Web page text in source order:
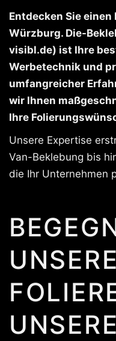
Entdecken Sie
Würzburg. Die-
visibl.de) ist Ihre
Werbetechnik und
umfangreicher
wir Ihnen
Ihre
Unsere Expertise
Van-Beklebung bis
die Ihr Unternehmen